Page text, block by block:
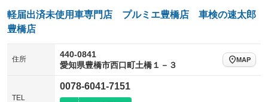
電動格納ミラー
：装備なし
パワーシート
：装備なし 3列シート
：装備なし
ベンチシート
チップアップシート
：装備なし
ウォークスルー
：装備なし
軽届出済未使用車専門店 プルミエ豊橋店 車検の速太郎
豊橋店
住所
440-0841
愛知県豊橋市西口町土橋１－３
MAP
TEL
0078-6041-7151